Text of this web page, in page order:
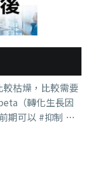
這個機制
來
見的脂肪種類
期可以 #抑制 癌
可能會反過來幫